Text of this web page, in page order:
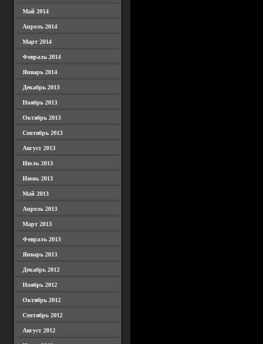
Май 2014
Апрель 2014
Март 2014
Февраль 2014
Январь 2014
Декабрь 2013
Ноябрь 2013
Октябрь 2013
Сентябрь 2013
Август 2013
Июль 2013
Июнь 2013
Май 2013
Апрель 2013
Март 2013
Февраль 2013
Январь 2013
Декабрь 2012
Ноябрь 2012
Октябрь 2012
Сентябрь 2012
Август 2012